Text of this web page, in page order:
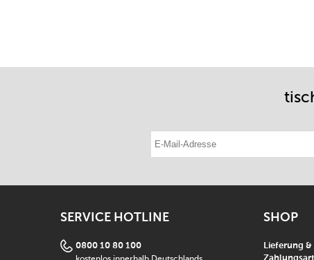
E-Mail-Adresse eintragen
SERVICE HOTLINE
0800 10 80 100
SHOP
Lieferung &